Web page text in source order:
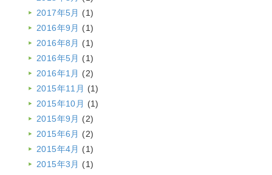
2017年5月 (1)
2016年9月 (1)
2016年8月 (1)
2016年5月 (1)
2016年1月 (2)
2015年11月 (1)
2015年10月 (1)
2015年9月 (2)
2015年6月 (2)
2015年4月 (1)
2015年3月 (1)